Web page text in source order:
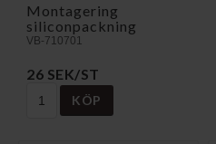
Montagering
siliconpackning
VB-710701
26 SEK/ST
KÖP